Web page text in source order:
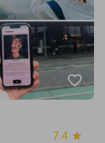
favorite_border
7.4 star